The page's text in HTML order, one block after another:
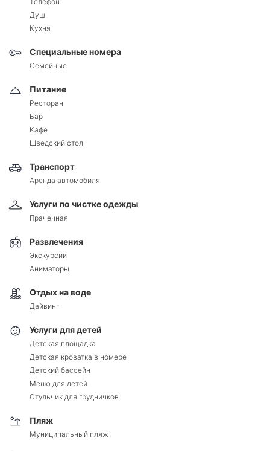
Душ
Кухня
Специальные номера
Семейные
Питание
Ресторан
Бар
Кафе
Шведский стол
Транспорт
Аренда автомобиля
Услуги по чистке одежды
Прачечная
Развлечения
Экскурсии
Аниматоры
Отдых на воде
Дайвинг
Услуги для детей
Детская площадка
Детская кроватка в номере
Детский бассейн
Меню для детей
Стульчик для грудничков
Пляж
Муниципальный пляж